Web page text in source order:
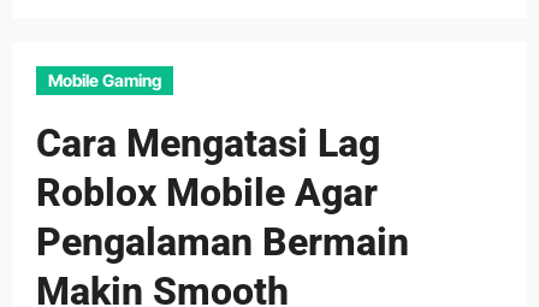
Mobile Gaming
Cara Mengatasi Lag
Roblox Mobile Agar
Pengalaman Bermain
Makin Smooth